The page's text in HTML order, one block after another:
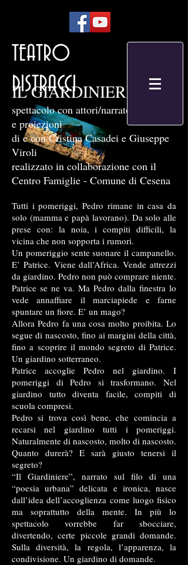
TEATRO
DISTRACCI
IL GIARDINIERE
spettacolo con attori/narratori, pupazzi
e proiezioni
di e con Cristina Casadei e Giuseppe
Viroli
realizzato in collaborazione con il
Centro Famiglie - Comune di Cesena
Tutti i pomeriggi, Pedro rimane in casa da
solo (mamma e papà lavorano). Da solo alle
prese con: la noia, i compiti difficili, la
vicina che non sopporta i rumori.
Un pomeriggio sente suonare il campanello.
E’ Patrice. Viene dall’Africa. Vende attrezzi
da giardino. Pedro non può comprare niente.
Patrice se ne va. Ma Pedro dalla finestra lo
vede annaffiare il marciapiede e farne
spuntare un fiore. E’ un mago?
Allora Pedro fa una cosa molto proibita. Lo
segue di nascosto, fino ai margini della città,
fino a scoprire il mondo segreto di Patrice.
Un giardino sotterraneo.
Patrice accoglie Pedro nel giardino. I
pomeriggi di Pedro si trasformano. Nel
giardino tutto diventa facile, compiti di
scuola compresi.
Pedro si trova così bene, che comincia a
recarsi nel giardino tutti i pomeriggi.
Naturalmente di nascosto, molto di nascosto.
Quanto durerà? E sarà giusto tenersi il
segreto?
“Il Giardiniere”, narrato sul filo di una
“poesia urbana” delicata e ironica, nasce
dall’idea dell’accoglienza come luogo fisico
ma soprattutto della mente. In più lo
spettacolo vorrebbe far sbocciare,
divertendo, certe piccole grandi domande.
Sulla diversità, la regola, l’apparenza, la
condivisione. Un giardino di domande.